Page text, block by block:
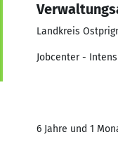
Landkreis
Jobcenter -
6 Jahre und 1